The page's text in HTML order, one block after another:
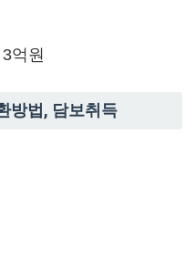
억원
방법, 담보취득